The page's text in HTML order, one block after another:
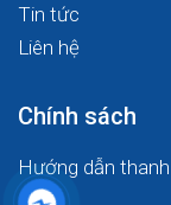
Tin tức
Liên hệ
Chính sách
Hướng dẫn